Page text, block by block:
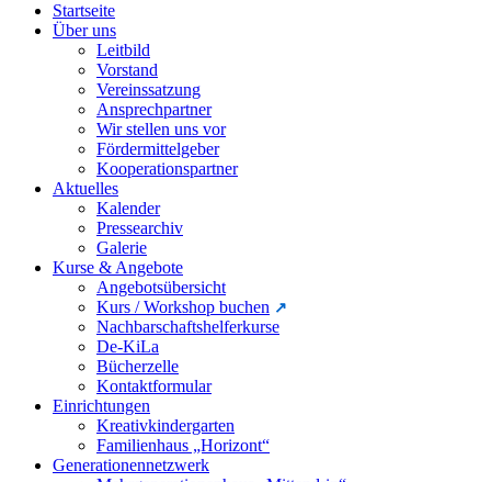
Startseite
Über uns
Leitbild
Vorstand
Vereinssatzung
Ansprechpartner
Wir stellen uns vor
Fördermittelgeber
Kooperationspartner
Aktuelles
Kalender
Pressearchiv
Galerie
Kurse & Angebote
Angebotsübersicht
Kurs / Workshop buchen
Nachbarschaftshelferkurse
De-KiLa
Bücherzelle
Kontaktformular
Einrichtungen
Kreativkindergarten
Familienhaus „Horizont“
Generationennetzwerk